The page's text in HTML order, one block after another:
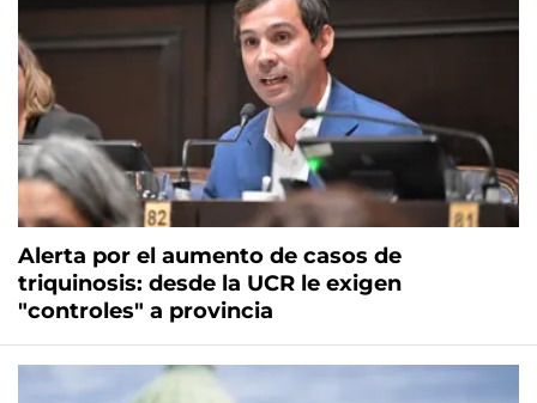
Alerta por el aumento de casos de
triquinosis: desde la UCR le exigen
"controles" a provincia